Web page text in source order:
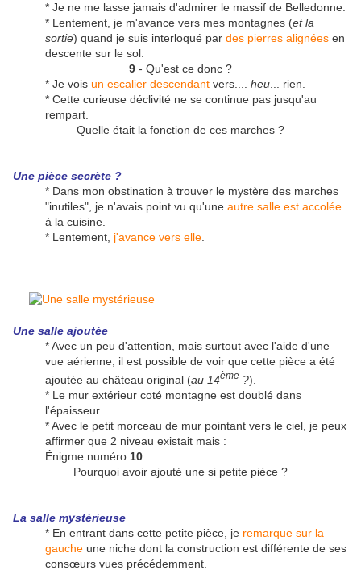
* Je ne me lasse jamais d'admirer le massif de Belledonne.
* Lentement, je m'avance vers mes montagnes (et la
sortie) quand je suis interloqué par des pierres alignées en
descente sur le sol.
9 - Qu'est ce donc ?
* Je vois un escalier descendant vers.... heu ... rien.
* Cette curieuse déclivité ne se continue pas jusqu'au
rempart.
Quelle était la fonction de ces marches ?
Une pièce secrète ?
* Dans mon obstination à trouver le mystère des marches
"inutiles", je n'avais point vu qu'une autre salle est accolée
à la cuisine.
* Lentement, j'avance vers elle
Une salle ajoutée
* Avec un peu d'attention, mais surtout avec l'aide d'une
vue aérienne, il est possible de voir que cette pièce a été
ajoutée au château original (au 14ème ?).
* Le mur extérieur coté montagne est doublé dans
l'épaisseur.
* Avec le petit morceau de mur pointant vers le ciel, je peux
affirmer que 2 niveau existait mais :
Énigme numéro 10 :
Pourquoi avoir ajouté une si petite pièce ?
La salle mystérieuse
* En entrant dans cette petite pièce, je remarque sur la
gauche une niche dont la construction est différente de ses
consœurs vues précédemment.